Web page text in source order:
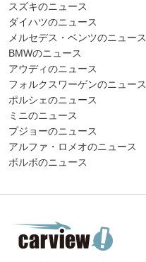
スズキのニュース
ダイハツのニュース
メルセデス・ベンツのニュース
BMWのニュース
アウディのニュース
フォルクスワーゲンのニュース
ポルシェのニュース
ミニのニュース
プジョーのニュース
アルファ・ロメオのニュース
ボルボのニュース